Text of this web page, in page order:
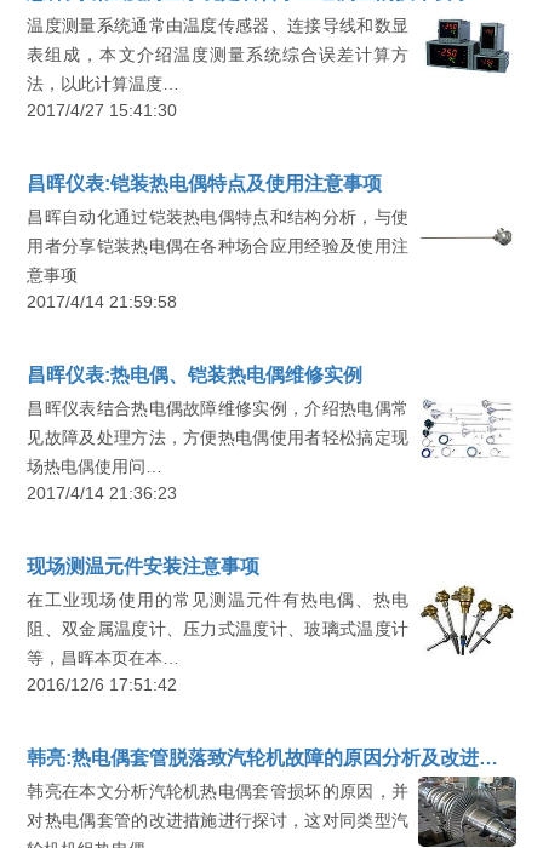
温度测量系统通常由温度传感器、连接导线和数显
表组成，本文介绍温度测量系统综合误差计算方
法，以此计算温度…
2017/4/27 15:41:30
昌晖仪表:铠装热电偶特点及使用注意事项
昌晖自动化通过铠装热电偶特点和结构分析，与使
用者分享铠装热电偶在各种场合应用经验及使用注
意事项
2017/4/14 21:59:58
昌晖仪表:热电偶、铠装热电偶维修实例
昌晖仪表结合热电偶故障维修实例，介绍热电偶常
见故障及处理方法，方便热电偶使用者轻松搞定现
场热电偶使用问…
2017/4/14 21:36:23
现场测温元件安装注意事项
在工业现场使用的常见测温元件有热电偶、热电
阻、双金属温度计、压力式温度计、玻璃式温度计
等，昌晖本页在本…
2016/12/6 17:51:42
韩亮:热电偶套管脱落致汽轮机故障的原因分析及改进措施
韩亮在本文分析汽轮机热电偶套管损坏的原因，并
对热电偶套管的改进措施进行探讨，这对同类型汽